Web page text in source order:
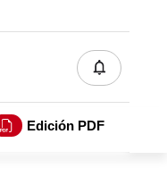
Edición PDF